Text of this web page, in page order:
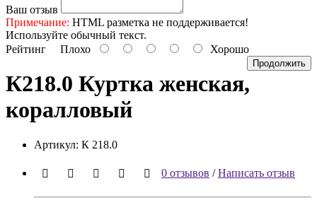
Ваш отзыв
Примечание: HTML разметка не поддерживается!
Используйте обычный текст.
Рейтинг Плохо Хорошо
Продолжить
К218.0 Куртка женская,
коралловый
Артикул: К 218.0
0 отзывов /Написать отзыв